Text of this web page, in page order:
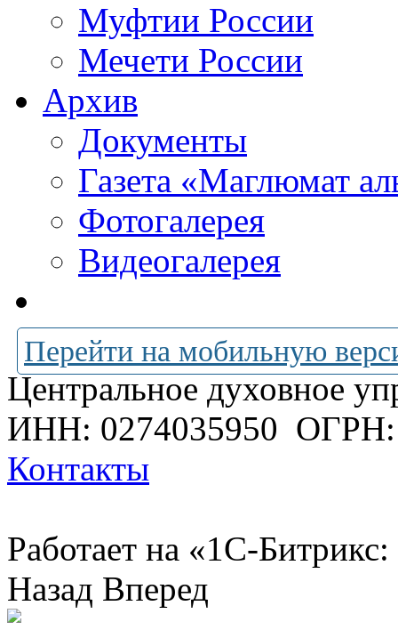
Муфтии России
Мечети России
Архив
Документы
Газета «Маглюмат
Фотогалерея
Видеогалерея
Перейти на мобильную
Центральное духовное
ИНН: 0274035950 ОГРН:
Контакты
Работает на «1С-
Назад Вперед